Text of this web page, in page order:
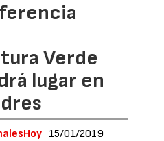
Verde
lugar en
15/01/2019